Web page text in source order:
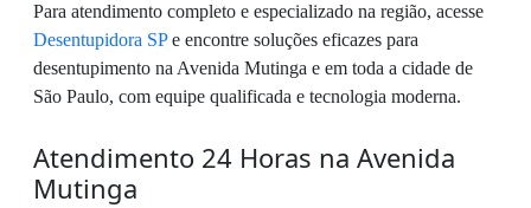
Para atendimento completo e especializado na região, acesse
Desentupidora SPe encontre soluções eficazes para
desentupimento na Avenida Mutinga e em toda a cidade de
São Paulo, com equipe qualificada e tecnologia moderna.
Atendimento 24 Horas na Avenida
Mutinga